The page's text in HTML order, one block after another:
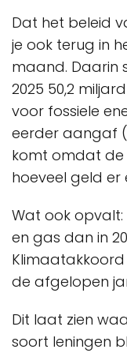
Dat het beleid
je ook terug in
maand. Daarin
2025 50,2
voor fossiele
eerder aangaf
komt omdat de
hoeveel geld
Wat ook opvalt:
en gas dan in
de afgelopen
Dit laat zien
soort leningen